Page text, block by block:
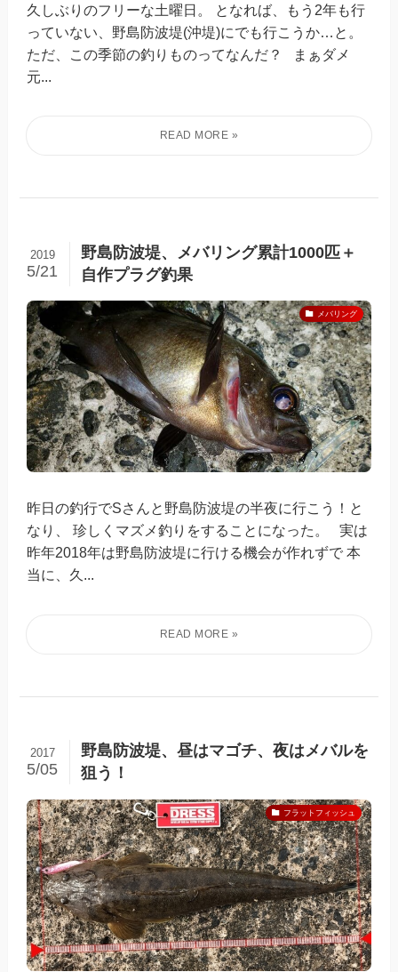
久しぶりのフリーな土曜日。 となれば、もう2年も行
っていない、野島防波堤(沖堤)にでも行こうか…と。
ただ、この季節の釣りものってなんだ？ まぁダメ
元...
野島防波堤、メバリング累計1000匹＋
自作プラグ釣果
2019
5/21
メバリング
昨日の釣行でSさんと野島防波堤の半夜に行こう！と
なり、 珍しくマズメ釣りをすることになった。 実は
昨年2018年は野島防波堤に行ける機会が作れずで 本
当に、久...
野島防波堤、昼はマゴチ、夜はメバルを
狙う！
2017
5/05
フラットフィッシュ